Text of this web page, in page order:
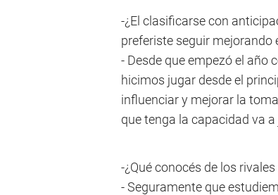
-¿El clasificarse con
preferiste seguir mejorando
- Desde que empezó el año
hicimos jugar desde el
influenciar y mejorar la
que tenga la capacidad va
-¿Qué conocés de los
- Seguramente que